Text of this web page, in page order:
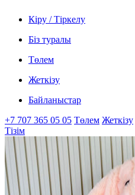
Кіру / Тіркелу
Біз туралы
Төлем
Жеткізу
Байланыстар
+7 707 365 05 05 Төлем Жеткізу
Тізім